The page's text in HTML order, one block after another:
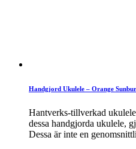
Handgjord Ukulele – Orange
Hantverks-tillverkad
dessa handgjorda ukulele,
Dessa är inte en